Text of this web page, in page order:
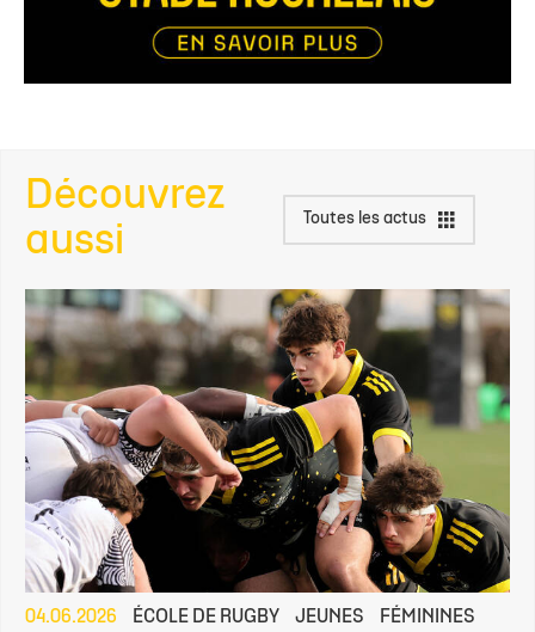
Découvrez
aussi
Toutes les actus
04.06.2026 ÉCOLE DE RUGBY JEUNES FÉMININES